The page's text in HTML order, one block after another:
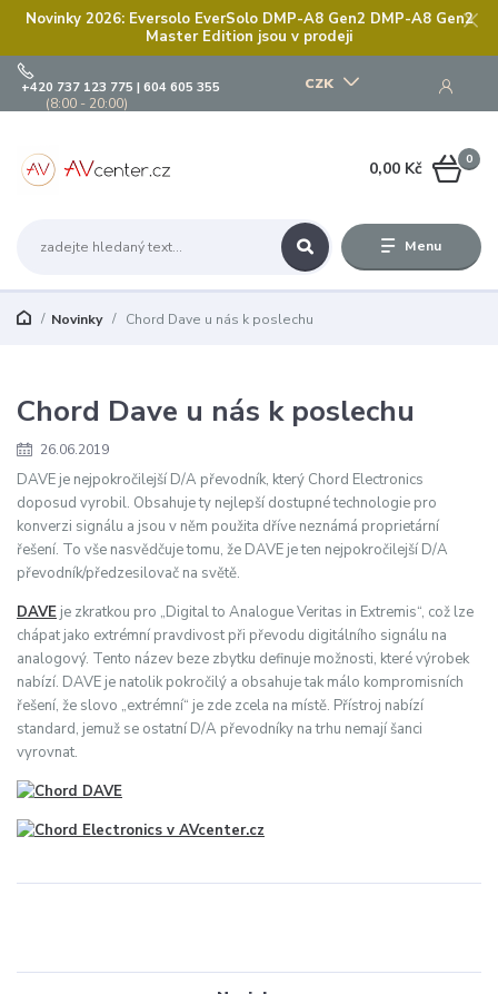
Novinky 2026: Eversolo EverSolo DMP-A8 Gen2 DMP-A8 Gen2
Master Edition jsou v prodeji
Menu
CZK
+420 737 123 775 | 604 605 355
(8:00 - 20:00)
0
0,00 Kč
Novinky Chord Dave u nás k poslechu
Chord Dave u nás k poslechu
26.06.2019
DAVE je nejpokročilejší D/A převodník, který Chord Electronics
doposud vyrobil. Obsahuje ty nejlepší dostupné technologie pro
konverzi signálu a jsou v něm použita dříve neznámá proprietární
řešení. To vše nasvědčuje tomu, že DAVE je ten nejpokročilejší D/A
převodník/předzesilovač na světě.
DAVE je zkratkou pro „Digital to Analogue Veritas in Extremis“, což lze
chápat jako extrémní pravdivost při převodu digitálního signálu na
analogový. Tento název beze zbytku definuje možnosti, které výrobek
nabízí. DAVE je natolik pokročilý a obsahuje tak málo kompromisních
řešení, že slovo „extrémní“ je zde zcela na místě. Přístroj nabízí
standard, jemuž se ostatní D/A převodníky na trhu nemají šanci
vyrovnat.